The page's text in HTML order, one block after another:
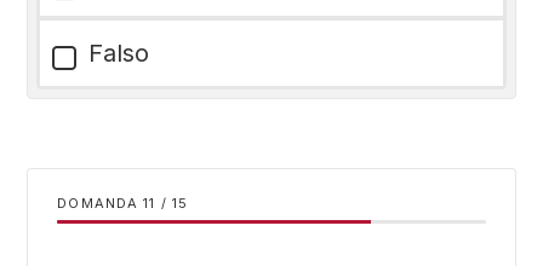
Falso
DOMANDA / 15